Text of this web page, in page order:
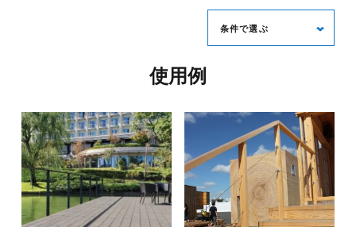
取扱方法・注意事項
グリップの使い方
図面ダウンロード
条件で選ぶ
水平張り 傾斜張り φ3(Bタイプ) φ4〜6(Aタイプ)
使用例